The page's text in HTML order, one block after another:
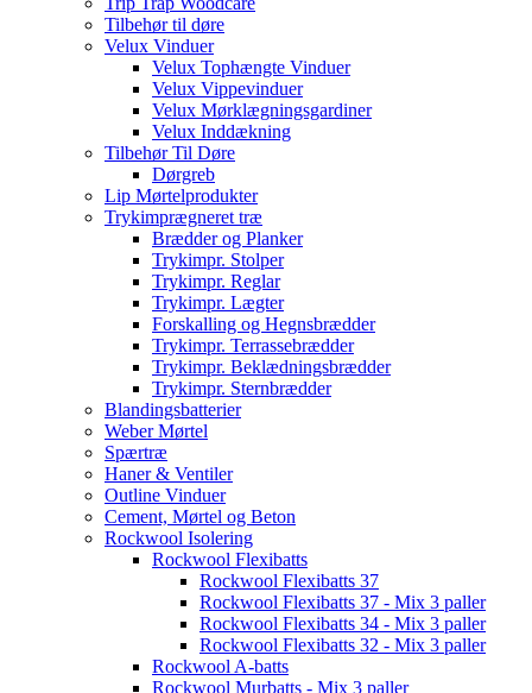
Tilbehør til døre
Velux Vinduer
Velux Tophængte Vinduer
Velux Vippevinduer
Velux Mørklægningsgardiner
Velux Inddækning
Tilbehør Til Døre
Dørgreb
Lip Mørtelprodukter
Trykimprægneret træ
Brædder og Planker
Trykimpr. Stolper
Trykimpr. Reglar
Trykimpr. Lægter
Forskalling og Hegnsbrædder
Trykimpr. Terrassebrædder
Trykimpr. Beklædningsbrædder
Trykimpr. Sternbrædder
Blandingsbatterier
Weber Mørtel
Spærtræ
Haner & Ventiler
Outline Vinduer
Cement, Mørtel og Beton
Rockwool Isolering
Rockwool Flexibatts
Rockwool Flexibatts 37
Rockwool Flexibatts 37 - Mix 3 paller
Rockwool Flexibatts 34 - Mix 3 paller
Rockwool Flexibatts 32 - Mix 3 paller
Rockwool A-batts
Rockwool Murbatts - Mix 3 paller